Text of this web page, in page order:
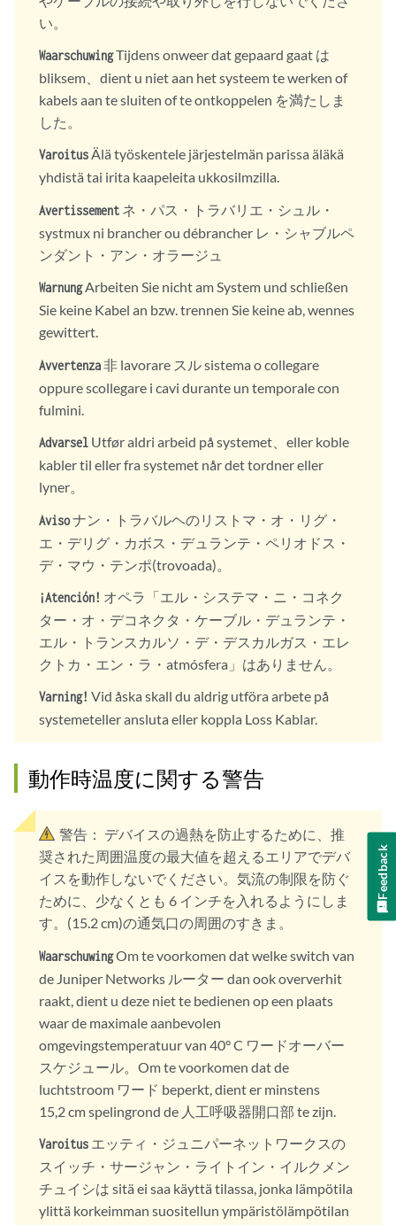
い。
WaarschuwingTijdens onweer dat gepaard gaat は
bliksem、dient u niet aan het systeem te werken of
kabels aan te sluiten of te ontkoppelen を満たしま
した。
VaroitusÄlä työskentele järjestelmän parissa äläkä
yhdistä tai irita kaapeleita ukkosilmzilla.
Avertissement ネ・パス・トラバリエ・シュル・
systmux ni brancher ou débrancher レ・シャブルペ
ンダント・アン・オラージュ
WarnungArbeiten Sie nicht am System und schließen
Sie keine Kabel an bzw. trennen Sie keine ab, wennes
gewittert.
Avvertenza非 lavorare スル sistema o collegare
oppure scollegare i cavi durante un temporale con
fulmini.
Advarsel Utfør aldri arbeid på systemet、eller koble
kabler til eller fra systemet når det tordner eller
lyner。
Avisoナン・トラバルヘのリストマ・オ・リグ・
エ・デリグ・カボス・デュランテ・ペリオドス・
デ・マウ・テンポ(trovoada)。
¡Atención! オペラ「エル・システマ・ニ・コネク
ター・オ・デコネクタ・ケーブル・デュランテ・
エル・トランスカルソ・デ・デスカルガス・エレ
クトカ・エン・ラ・atmósfera」はありません。
Varning! Vid åska skall du aldrig utföra arbete på
systemeteller ansluta eller koppla Loss Kablar.
動作時温度に関する警告
警告： デバイスの過熱を防止するために、推
奨された周囲温度の最大値を超えるエリアでデバ
イスを動作しないでください。気流の制限を防ぐ
ために、少なくとも 6 インチを入れるようにしま
す。(15.2 cm)の通気口の周囲のすきま。
WaarschuwingOm te voorkomen dat welke switch van
de Juniper Networks ルーター dan ook oververhit
raakt, dient u deze niet te bedienen op een plaats
waar de maximale aanbevolen
omgevingstemperatuur van 40° C ワードオーバー
スケジュール。Om te voorkomen dat de
luchtstroom ワード beperkt, dient er minstens
15,2 cm spelingrond de 人工呼吸器開口部 te zijn.
Varoitus エッティ・ジュニパーネットワークスの
スイッチ・サージャン・ライトイン・イルクメン
チュイシは sitä ei saa käyttä tilassa, jonka lämpötila
ylittä korkeimman suositellun ympäristölämpötilan
Feedback